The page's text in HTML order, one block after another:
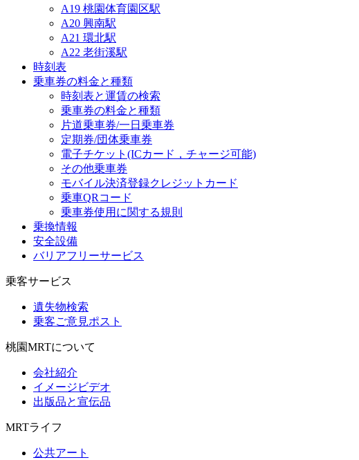
A19 桃園体育園区駅
A20 興南駅
A21 環北駅
A22 老街溪駅
時刻表
乗車券の料金と種類
時刻表と運賃の検索
乗車券の料金と種類
片道乗車券/一日乗車券
定期券/団体乗車券
電子チケット(ICカード，チャージ可能)
その他乗車券
モバイル決済登録クレジットカード
乗車QRコード
乗車券使用に関する規則
乗換情報
安全設備
バリアフリーサービス
乗客サービス
遺失物検索
乗客ご意見ポスト
桃園MRTについて
会社紹介
イメージビデオ
出版品と宣伝品
MRTライフ
公共アート